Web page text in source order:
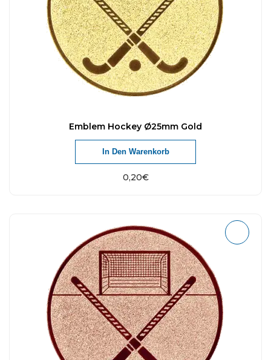
Emblem Hockey Ø25mm Gold
0,20€
In Den Warenkorb